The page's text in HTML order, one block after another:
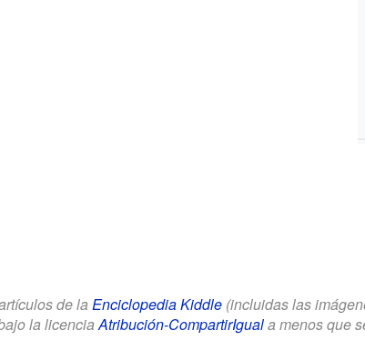
de la Enciclopedia Kiddle(incluidas las
la licenciaAtribución-CompartirIguala menos que